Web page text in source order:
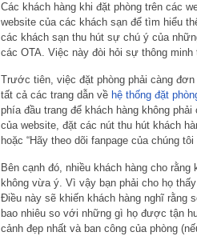
Các khách hàng khi đặt phòng trên các
website của các khách sạn để tìm hiểu
các khách sạn thu hút sự chú ý của
các OTA. Việc này đòi hỏi sự thông
Trước tiên, việc đặt phòng phải càng đơn
tất cả các trang dẫn về hệ thống đặt
phía đầu trang để khách hàng không
của website, đặt các nút thu hút khách
hoặc “Hãy theo dõi fanpage của chúng
Bên cạnh đó, nhiều khách hàng cho
không vừa ý. Vì vậy bạn phải cho họ
Điều này sẽ khiến khách hàng nghĩ rằng
bao nhiêu so với những gì họ được tận
cảnh đẹp nhất và ban công của phòng